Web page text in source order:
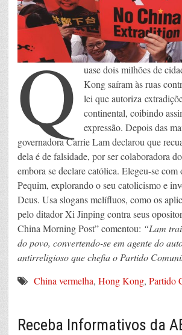
Q
uase dois milhões de
Kong saíram às ruas
lei que autoriza
continental, coibindo
expressão. Depois das
governadora Carrie Lam declarou que
dela é de falsidade, por ser colaboradora
embora se declare católica. Elegeu-se com
Pequim, explorando o seu catolicismo e
Deus. Usa slogans melífluos, como os
pelo ditador Xi Jinping contra seus
China Morning Post” comentou: “Lam
do povo, convertendo-se em agente do
antirreligioso que chefia o Partido
China vermelha, Hong Kong, Partido
Receba Informativos da